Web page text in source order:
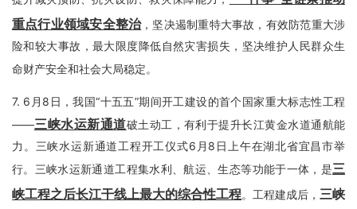
重点行业领域安全整治，坚决遏制重特大事故，有效防范重大涉
险和较大事故，最大限度降低自然灾害损失，坚决维护人民群众生
命财产安全和社会大局稳定。
7. 6月8日，我国“十五五”期间开工建设的首个国家重大标志性工程
——三峡水运新通道破土动工，有利于提升长江黄金水道通航能
力。三峡水运新通道工程开工仪式6月8日上午在湖北省宜昌市举
行。三峡水运新通道工程集水利、航运、生态等功能于一体，是三
峡工程之后长江干线上最大的综合性工程。工程建成后， 三峡